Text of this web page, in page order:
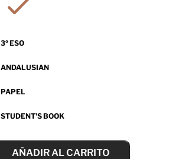
3º ESO
ANDALUSIAN
PAPEL
STUDENT'S BOOK
AÑADIR AL CARRITO